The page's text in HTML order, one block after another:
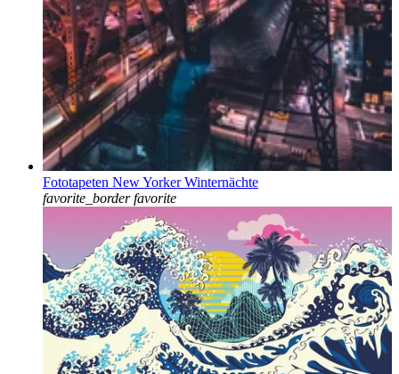
Fototapeten New Yorker Winternächte
favorite_border favorite